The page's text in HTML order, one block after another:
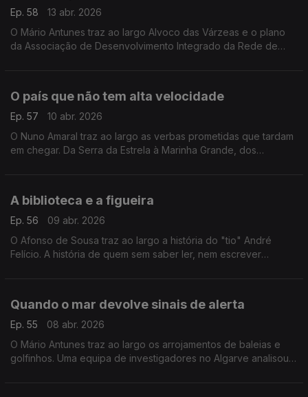
Ep. 58
13 abr. 2026
O Mário Antunes traz ao largo Alvoco das Várzeas e o plano
da Associação de Desenvolvimento Integrado da Rede de
O país que não tem alta velocidade
Ep. 57
10 abr. 2026
O Nuno Amaral traz ao largo as verbas prometidas que tardam
em chegar. Da Serra da Estrela à Marinha Grande, dos
A biblioteca e a figueira
Ep. 56
09 abr. 2026
O Afonso de Sousa traz ao largo a história do "tio" André
Felício. A história de quem sem saber ler, nem escrever
Quando o mar devolve sinais de alerta
Ep. 55
08 abr. 2026
O Mário Antunes traz ao largo os arrojamentos de baleias e
golfinhos. Uma equipa de investigadores no Algarve analisou